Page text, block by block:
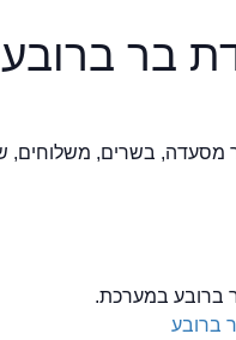
בר ברובע
ברובע במערכת.
ברובע